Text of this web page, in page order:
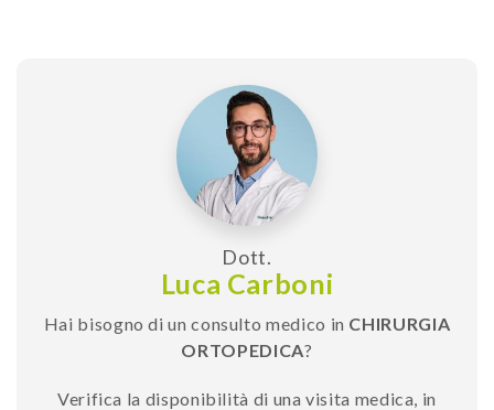
Dott.
Luca Carboni
Hai bisogno di un consulto medico in CHIRURGIA
ORTOPEDICA?
Verifica la disponibilità di una visita medica, in